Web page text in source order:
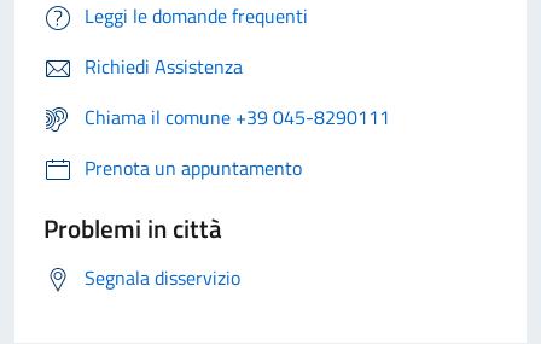
Leggi le domande frequenti
Richiedi Assistenza
Chiama il comune +39 045-8290111
Prenota un appuntamento
Problemi in città
Segnala disservizio